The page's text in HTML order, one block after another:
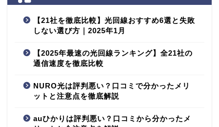
【21社を徹底比較】光回線おすすめ6選と失敗
しない選び方｜2025年1月
【2025年最速の光回線ランキング】全21社の
通信速度を徹底比較
NURO光は評判悪い？口コミで分かったメリ
ットと注意点を徹底解説
auひかりは評判悪い？口コミから分かったメ